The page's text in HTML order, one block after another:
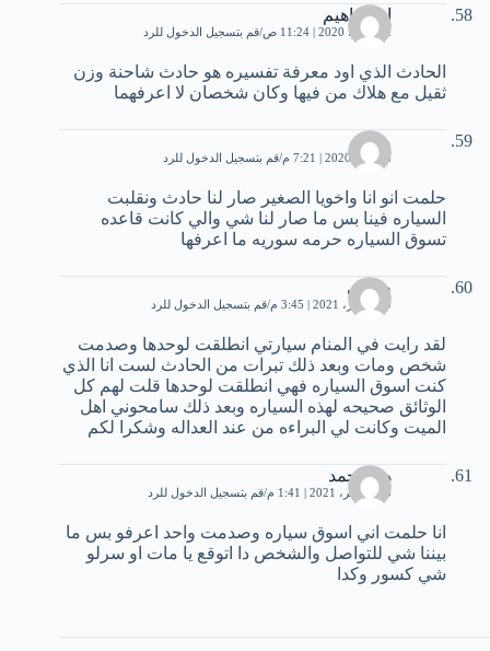
ام ابراهيم
12 يونيو، 2020 | 11:24 ص قم بتسجيل الدخول للرد
الحادث الذي اود معرفة تفسيره هو حادث شاحنة وزن
ثقيل مع هلاك من فيها وكان شخصان لا اعرفهما
مرام
8 يوليو، 2020 | 7:21 م قم بتسجيل الدخول للرد
حلمت انو انا واخويا الصغير صار لنا حادث ونقلبت
السياره فينا بس ما صار لنا شي والي كانت قاعده
تسوق السياره حرمه سوريه ما اعرفها
صبري
10 أكتوبر، 2021 | 3:45 م قم بتسجيل الدخول للرد
لقد رايت في المنام سيارتي انطلقت لوحدها وصدمت
شخص ومات وبعد ذلك تبرات من الحادث لست انا الذي
كنت اسوق السياره فهي انطلقت لوحدها قلت لهم كل
الوثائق صحيحه لهذه السياره وبعد ذلك سامحوني اهل
الميت وكانت لي البراءه من عند العداله وشكرا لكم
هلا محمد
13 نوفمبر، 2021 | 1:41 م قم بتسجيل الدخول للرد
انا حلمت اني اسوق سياره وصدمت واحد اعرفو بس ما
بيننا شي للتواصل والشخص دا اتوقع يا مات او سرلو
شي كسور وكدا